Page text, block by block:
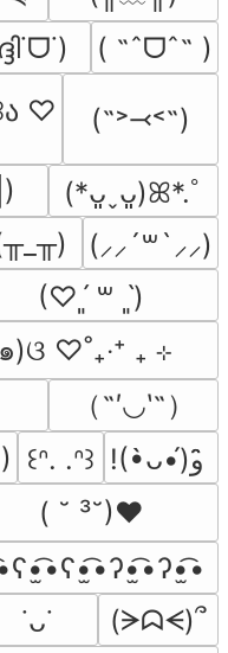
( ˶ˆᗜˆ˵ )
♡ (˶˃⤙˂˶)
(*ᴗ͈ˬᴗ͈)ꕤ*.ﾟ
(⸝⸝´꒳`⸝⸝)
(♡ˊ͈ ꒳ ˋ͈)
)ଓ ♡˚₊‧⁺ ₊ ⊹
（˶′◡‵˶）
꒰ᐢ. .ᐢ꒱
( ˘ ³˘)♥
˙ᴗ˙
(ᗒᗣᗕ)՞